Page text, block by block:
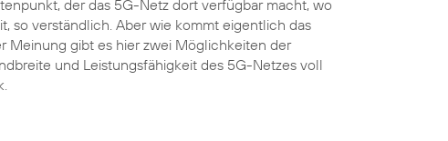
der das 5G-Netz dort verfügbar macht, wo
so verständlich. Aber wie kommt eigentlich das
Meinung gibt es hier zwei Möglichkeiten der
und Leistungsfähigkeit des 5G-Netzes voll